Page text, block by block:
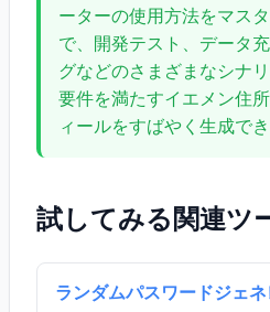
ーターの使用方法をマス
で、開発テスト、データ
グなどのさまざまなシナ
要件を満たすイエメン住
ィールをすばやく生成でき
試してみる関連ツ
ランダムパスワードジェ